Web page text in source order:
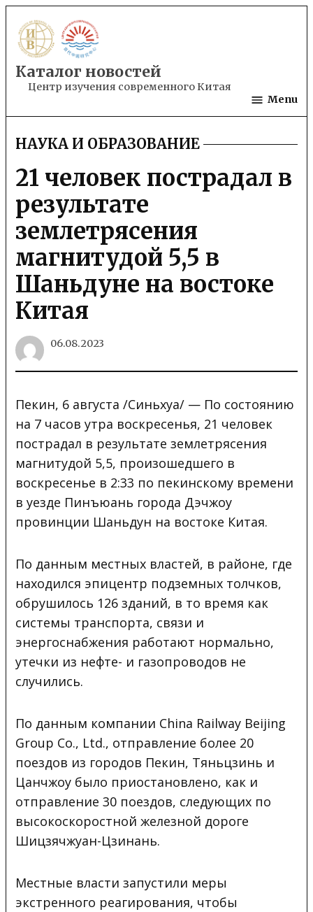
to
content
Каталог новостей
Центр изучения современного Китая
Menu
POSTED
IN
НАУКА И ОБРАЗОВАНИЕ
21 человек пострадал в
результате
землетрясения
магнитудой 5,5 в
Шаньдуне на востоке
Китая
06.08.2023
Пекин, 6 августа /Синьхуа/ — По состоянию
на 7 часов утра воскресенья, 21 человек
пострадал в результате землетрясения
магнитудой 5,5, произошедшего в
воскресенье в 2:33 по пекинскому времени
в уезде Пинъюань города Дэчжоу
провинции Шаньдун на востоке Китая.
По данным местных властей, в районе, где
находился эпицентр подземных толчков,
обрушилось 126 зданий, в то время как
системы транспорта, связи и
энергоснабжения работают нормально,
утечки из нефте- и газопроводов не
случились.
По данным компании China Railway Beijing
Group Co., Ltd., отправление более 20
поездов из городов Пекин, Тяньцзинь и
Цанчжоу было приостановлено, как и
отправление 30 поездов, следующих по
высокоскоростной железной дороге
Шицзячжуан-Цзинань.
Местные власти запустили меры
экстренного реагирования, чтобы